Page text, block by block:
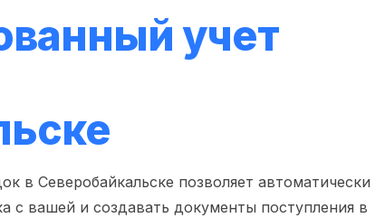
учет
в Северобайкальске позволяет автоматически
с вашей и создавать документы поступления в